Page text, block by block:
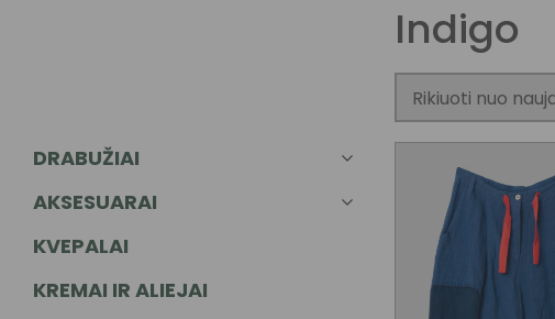
Indigo
DRABUŽIAI
AKSESUARAI
KVEPALAI
KREMAI IR ALIEJAI